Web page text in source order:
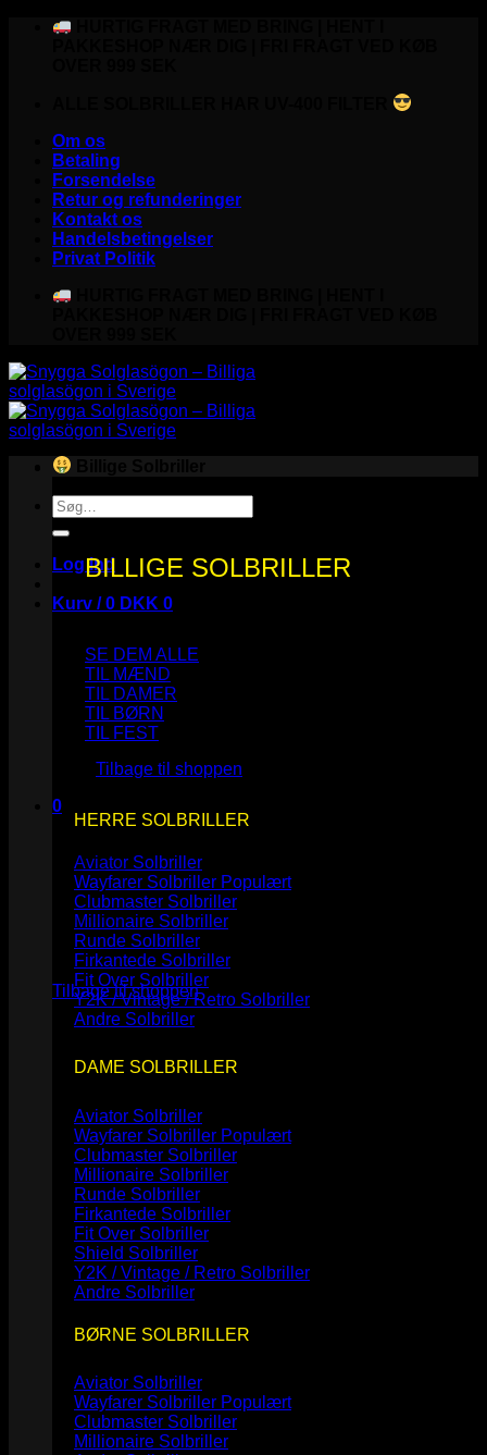
Fortsæt
Om os
Betaling
Forsendelse
Retur og refunderinger
Kontakt os
Handelsbetingelser
Privat Politik
Søg
efter:
Log ind
Kurv /0 DKK 0
Ingen varer i kurven.
Tilbage til shoppen
0
Kurv
Ingen varer i kurven.
Tilbage til shoppen
BILLIGE SOLBRILLER
SE DEM ALLE
TIL MÆND
TIL DAMER
TIL BØRN
TIL FEST
HERRE SOLBRILLER
Aviator Solbriller
Wayfarer Solbriller
Clubmaster Solbriller
Millionaire Solbriller
Runde Solbriller
Firkantede Solbriller
Fit Over Solbriller
Y2K / Vintage / Retro Solbriller
Andre Solbriller
DAME SOLBRILLER
Aviator Solbriller
Wayfarer Solbriller
Clubmaster Solbriller
Millionaire Solbriller
Runde Solbriller
Firkantede Solbriller
Fit Over Solbriller
Shield Solbriller
Y2K / Vintage / Retro Solbriller
Andre Solbriller
BØRNE SOLBRILLER
Aviator Solbriller
Wayfarer Solbriller
Clubmaster Solbriller
Millionaire Solbriller